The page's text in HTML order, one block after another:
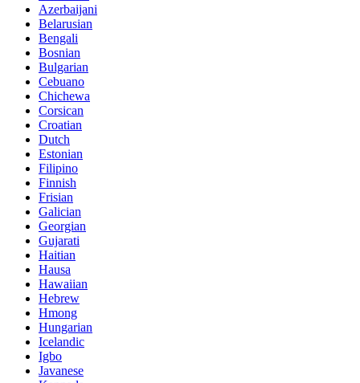
Azerbaijani
Belarusian
Bengali
Bosnian
Bulgarian
Cebuano
Chichewa
Corsican
Croatian
Dutch
Estonian
Filipino
Finnish
Frisian
Galician
Georgian
Gujarati
Haitian
Hausa
Hawaiian
Hebrew
Hmong
Hungarian
Icelandic
Igbo
Javanese